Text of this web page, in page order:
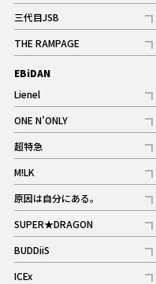
記事
三代目JSB
記事
THE RAMPAGE
記事
ギャラリー
EBiDAN
Lienel
記事
ONE N’ONLY
記事
超特急
記事
M!LK
記事
原因は自分にある。
記事
SUPER★DRAGON
記事
BUDDiiS
記事
ICEx